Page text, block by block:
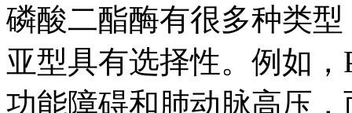
磷酸二酯酶有很多种类
亚型具有选择性。例如
功能障碍和肺动脉高压